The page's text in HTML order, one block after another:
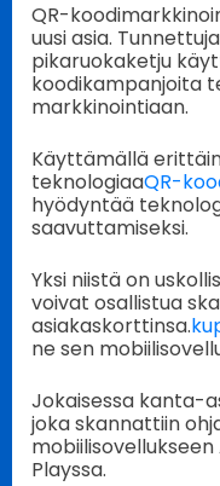
QR-
uusi asia.
pikaruokaketju
koodikampanjoita
markkinointiaan.
Käyttämällä
teknologiaaQR-
hyödyntää
saavuttamiseksi.
Yksi niistä on
voivat osallistua
asiakaskorttinsa.
ne sen
Jokaisessa kanta-
joka skannattiin
Playssa.